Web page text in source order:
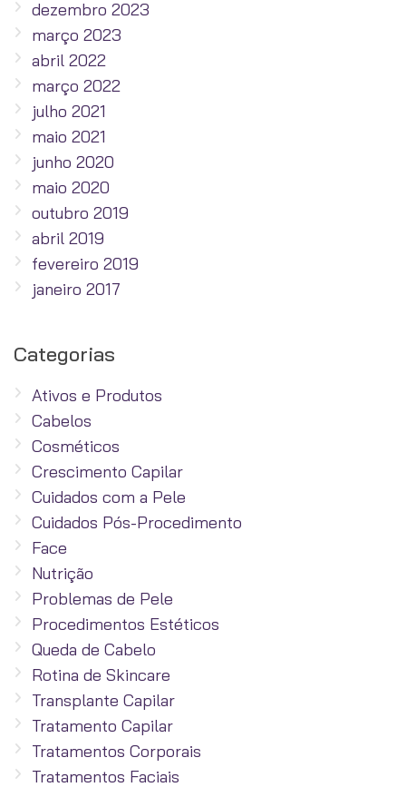
dezembro 2023
março 2023
abril 2022
março 2022
julho 2021
maio 2021
junho 2020
maio 2020
outubro 2019
abril 2019
fevereiro 2019
janeiro 2017
Categorias
Ativos e Produtos
Cabelos
Cosméticos
Crescimento Capilar
Cuidados com a Pele
Cuidados Pós-Procedimento
Face
Nutrição
Problemas de Pele
Procedimentos Estéticos
Queda de Cabelo
Rotina de Skincare
Transplante Capilar
Tratamento Capilar
Tratamentos Corporais
Tratamentos Faciais